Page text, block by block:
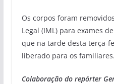
Os corpos foram
Legal (IML) para exames
que na tarde desta terça-
liberado para os familiares.
Colaboração do repórter